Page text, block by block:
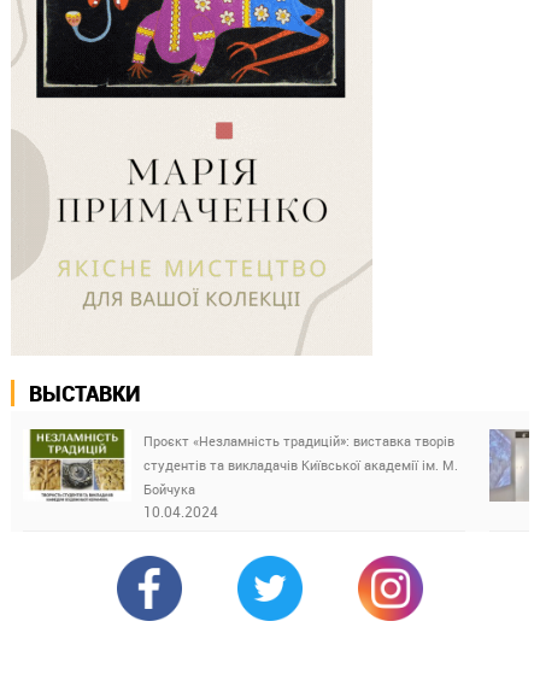
ВЫСТАВКИ
Проєкт «Незламність традицій»: виставка творів
студентів та викладачів Київської академії ім. М.
Бойчука
10.04.2024